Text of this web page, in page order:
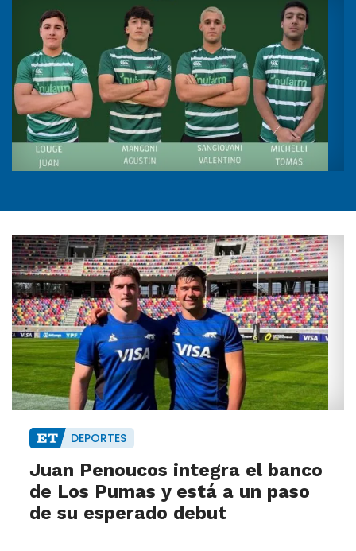
DEPORTES
Juan Penoucos integra el banco
de Los Pumas y está a un paso
de su esperado debut